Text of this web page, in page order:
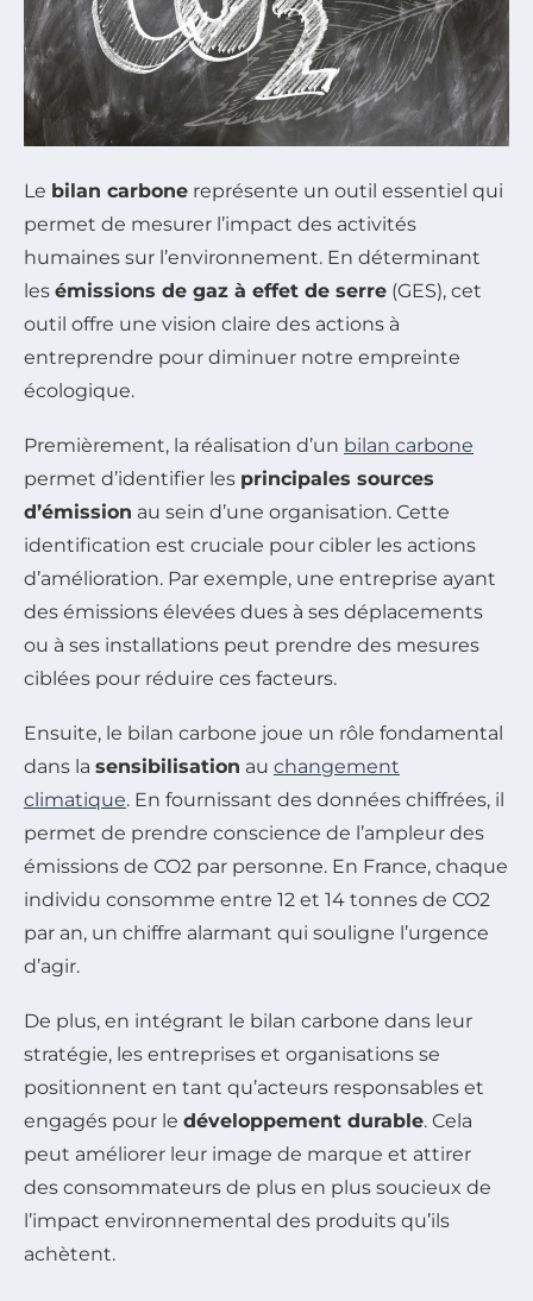
Le bilan carbone représente un outil essentiel qui
permet de mesurer l’impact des activités
humaines sur l’environnement. En déterminant
les émissions de gaz à effet de serre (GES), cet
outil offre une vision claire des actions à
entreprendre pour diminuer notre empreinte
écologique.
Premièrement, la réalisation d’un bilan carbone
permet d’identifier les principales sources
d’émission au sein d’une organisation. Cette
identification est cruciale pour cibler les actions
d’amélioration. Par exemple, une entreprise ayant
des émissions élevées dues à ses déplacements
ou à ses installations peut prendre des mesures
ciblées pour réduire ces facteurs.
Ensuite, le bilan carbone joue un rôle fondamental
dans la sensibilisation au changement
climatique. En fournissant des données chiffrées, il
permet de prendre conscience de l’ampleur des
émissions de CO2 par personne. En France, chaque
individu consomme entre 12 et 14 tonnes de CO2
par an, un chiffre alarmant qui souligne l’urgence
d’agir.
De plus, en intégrant le bilan carbone dans leur
stratégie, les entreprises et organisations se
positionnent en tant qu’acteurs responsables et
engagés pour le développement durable. Cela
peut améliorer leur image de marque et attirer
des consommateurs de plus en plus soucieux de
l’impact environnemental des produits qu’ils
achètent.